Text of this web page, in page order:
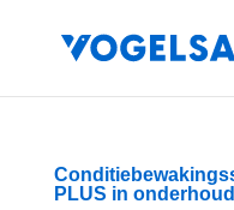
PLUS in